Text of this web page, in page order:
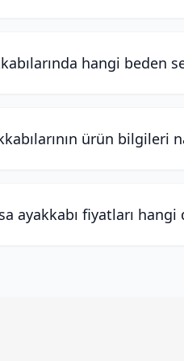
hangi beden
ürün bilgileri
ayakkabı fiyatları